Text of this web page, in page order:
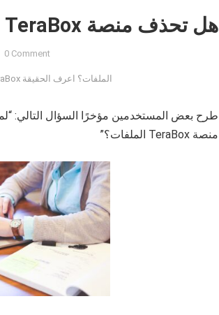
هل تحذف منصة TeraBox الملفات؟ اعرف الحقيقة
0 Comment
هل تحذف منصة TeraBox الملفات؟ اعرف الحقيقة
منصة TeraBox الملفات؟”